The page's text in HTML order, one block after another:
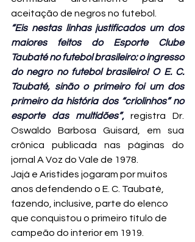
“Eis nestas linhas justificados um dos
maiores feitos do Esporte Clube
Taubaté no futebol brasileiro: o ingresso
do negro no futebol brasileiro! O E. C.
Taubaté, sinão o primeiro foi um dos
primeiro da história dos “criolinhos” no
esporte das multidões”, registra Dr.
Oswaldo Barbosa Guisard, em sua
crônica publicada nas páginas do
jornal A Voz do Vale de 1978.
Jajá e Aristides jogaram por muitos
anos defendendo o E. C. Taubaté,
fazendo, inclusive, parte do elenco
que conquistou o primeiro título de
campeão do interior em 1919.